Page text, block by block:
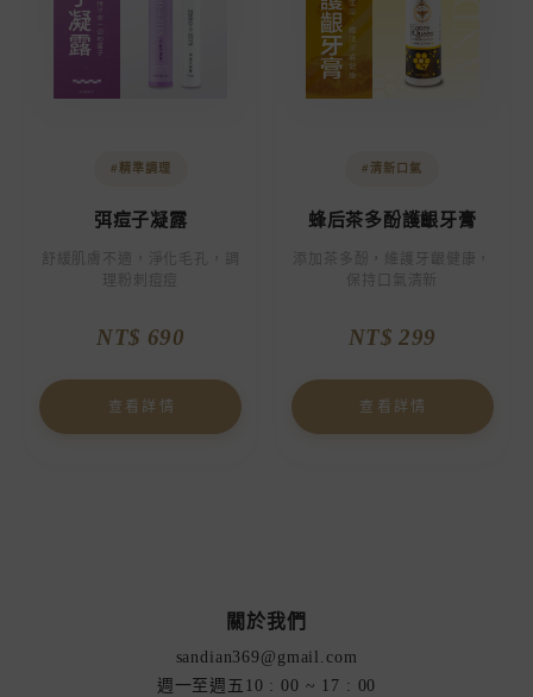
#精準調理
弭痘子凝露
舒緩肌膚不適，淨化毛孔，調
理粉刺痘痘
NT$ 690
查看詳情
#清新口氣
蜂后茶多酚護齦牙膏
添加茶多酚，維護牙齦健康，
保持口氣清新
NT$ 299
查看詳情
關於我們
sandian369@gmail.com
週一至週五10 : 00 ~ 17 : 00